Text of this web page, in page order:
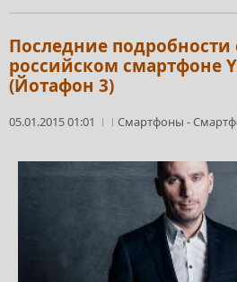
Последние
российском смартфоне
(Йотафон 3)
05.01.2015 01:01 Смартфоны -